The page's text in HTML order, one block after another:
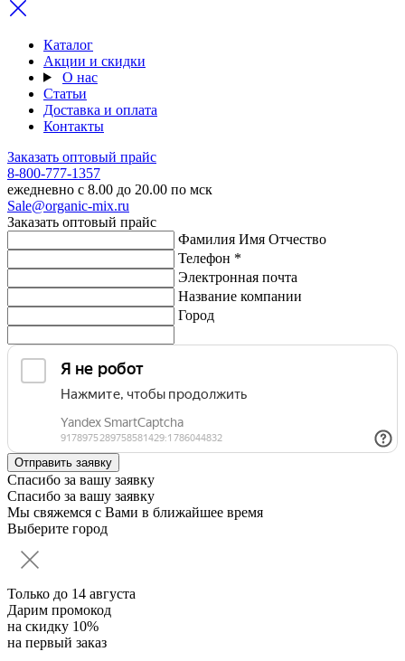
Каталог
Акции и скидки
О нас
Статьи
Доставка и оплата
Контакты
Заказать оптовый прайс
8-800-777-1357
ежедневно с 8.00 до 20.00 по мск
Sale@organic-mix.ru
Заказать оптовый прайс
Фамилия Имя Отчество
Телефон *
Электронная почта
Название компании
Город
Спасибо за вашу заявку
Спасибо за вашу заявку
Мы свяжемся с Вами в ближайшее время
Выберите город
Только до 14 августа
Дарим промокод
на скидку 10%
на первый заказ